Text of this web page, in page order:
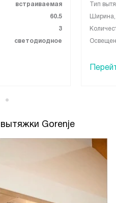
встраиваемая
60.5
3
светодиодное
Тип
Gorenje